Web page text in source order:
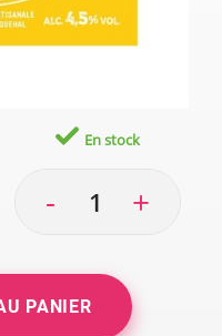
En stock
- +
PANIER